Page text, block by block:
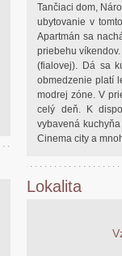
Tančiaci dom,
ubytovanie v
Apartmán sa
priebehu
(fialovej). Dá sa
obmedzenie platí
modrej zóne. V
celý deň. K
vybavená
Cinema city a
Lokalita